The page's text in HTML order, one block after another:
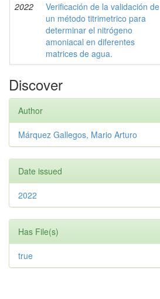
2022
Verificación de la validación de
un método titrimetrico para
determinar el nitrógeno
amoniacal en diferentes
matrices de agua.
Discover
Author
Márquez Gallegos, Mario Arturo
Date issued
2022
Has File(s)
true